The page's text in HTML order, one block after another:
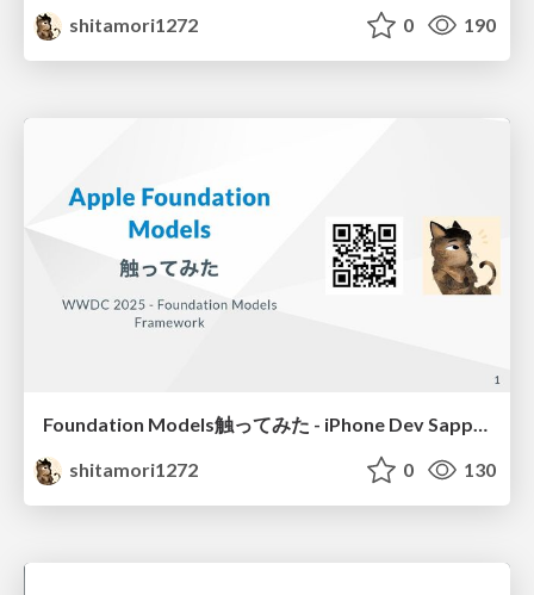
shitamori1272
0 190
Foundation Models触ってみた - iPhone Dev Sapporo — WWDC25 Recap
shitamori1272
0 130